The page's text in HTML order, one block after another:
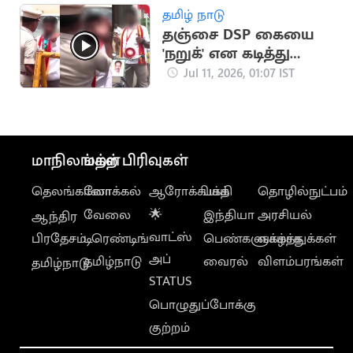
தமிழ் நாடு
தஞ்சை DSP கையை
'நறுக்' என கடித்து
வைத்த தவெக
Jul 11, 2026, 01:07 IST
மாநிலங்கள்
தெலங்கானா
ஆந்திர
பிரதேசம்
தமிழ்நாடு
மற்ற பிரிவுகள்
லோக்கல்
வேலை
டிரெண்டிங்
தமிழ்நாடு
ஆரோக்கியம்
🌟
வாட்ஸ்
அப்
STATUS
பொழுதுப்போக்கு
குற்றம்
பக்தி
இந்தியா
பெண்களுக்காக
வைரல்
தொழில்நுட்பம்
அரசியல்
வாழ்த்துக்கள்
விளம்பரங்கள்